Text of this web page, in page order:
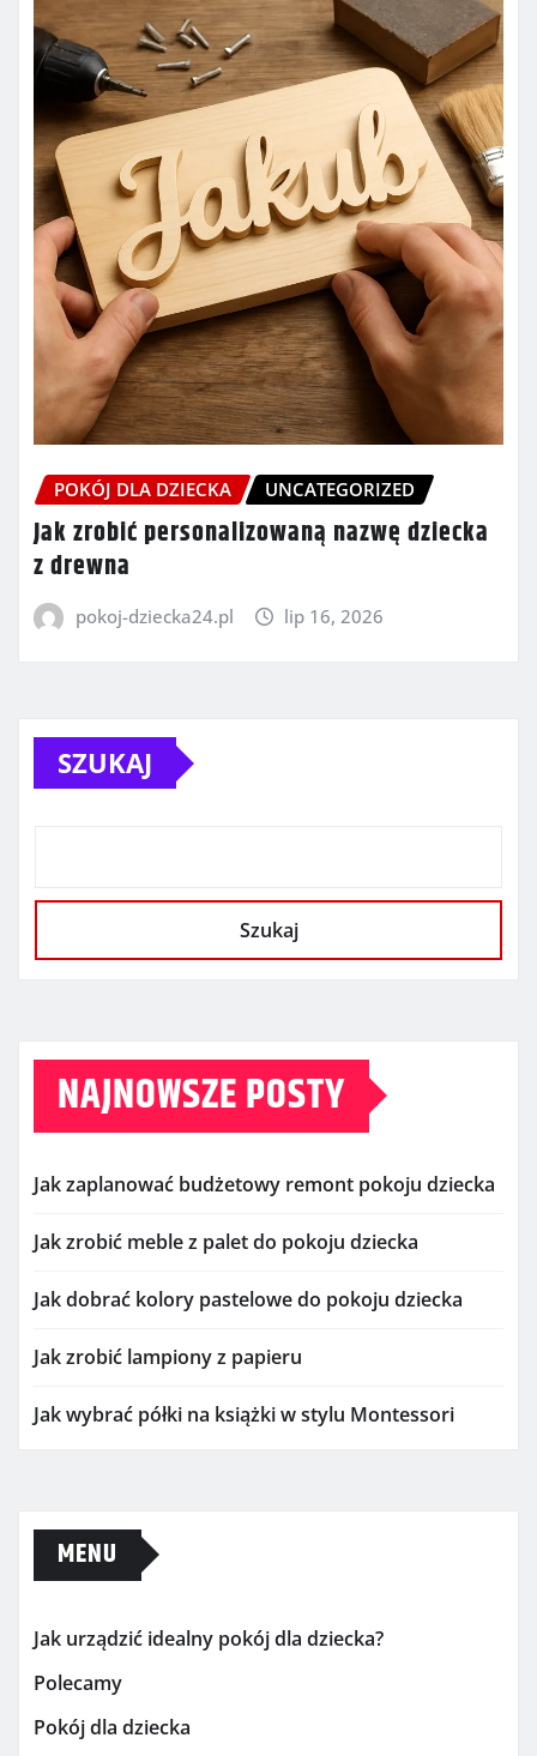
POKÓJ DLA DZIECKA UNCATEGORIZED
Jak zrobić personalizowaną nazwę dziecka
z drewna
pokoj-dziecka24.pl lip 16, 2026
SZUKAJ
Szukaj
NAJNOWSZE POSTY
Jak zaplanować budżetowy remont pokoju dziecka
Jak zrobić meble z palet do pokoju dziecka
Jak dobrać kolory pastelowe do pokoju dziecka
Jak zrobić lampiony z papieru
Jak wybrać półki na książki w stylu Montessori
MENU
Jak urządzić idealny pokój dla dziecka?
Polecamy
Pokój dla dziecka